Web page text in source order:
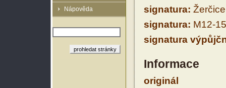
Nápověda signatura:
signatura: M12-
signatura
Informace
originál